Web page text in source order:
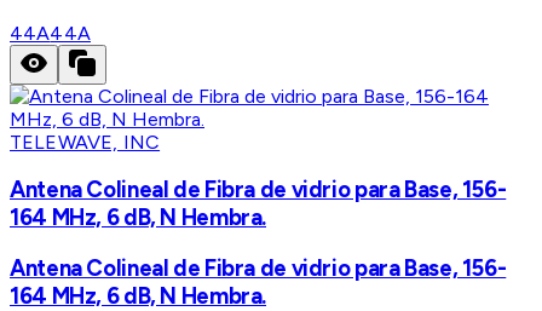
44A44A
TELEWAVE, INC
Antena Colineal de Fibra de vidrio para Base, 156-
164 MHz, 6 dB, N Hembra.
Antena Colineal de Fibra de vidrio para Base, 156-
164 MHz, 6 dB, N Hembra.